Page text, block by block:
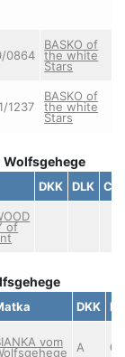
0864
BASKO of
the white
Stars
1237
BASKO of
the white
Stars
Wolfsgehege
DKK DLK
of
DKK
vom A 0